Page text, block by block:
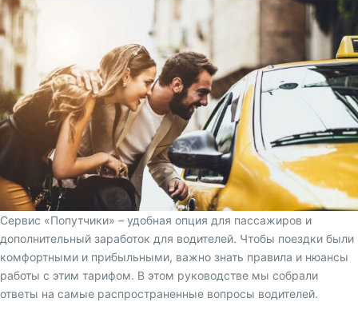
Сервис «Попутчики» – удобная опция для пассажиров и
дополнительный заработок для водителей. Чтобы поездки были
комфортными и прибыльными, важно знать правила и нюансы
работы с этим тарифом. В этом руководстве мы собрали
ответы на самые распространенные вопросы водителей.